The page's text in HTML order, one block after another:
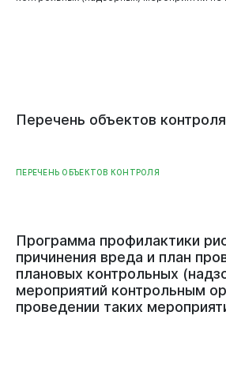
Перечень объектов контроля
ПЕРЕЧЕНЬ ОБЪЕКТОВ КОНТРОЛЯ
Программа профилактики
причинения вреда и план
плановых контрольных
мероприятий контрольным
проведении таких